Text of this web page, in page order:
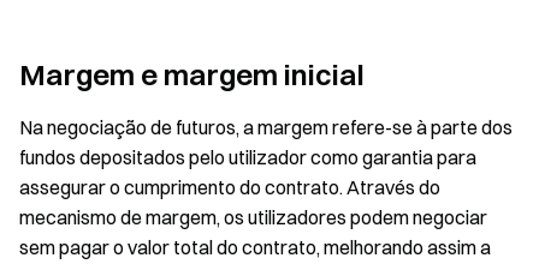
Margem e margem inicial
Na negociação de futuros, a margem refere-se à parte dos
fundos depositados pelo utilizador como garantia para
assegurar o cumprimento do contrato. Através do
mecanismo de margem, os utilizadores podem negociar
sem pagar o valor total do contrato, melhorando assim a